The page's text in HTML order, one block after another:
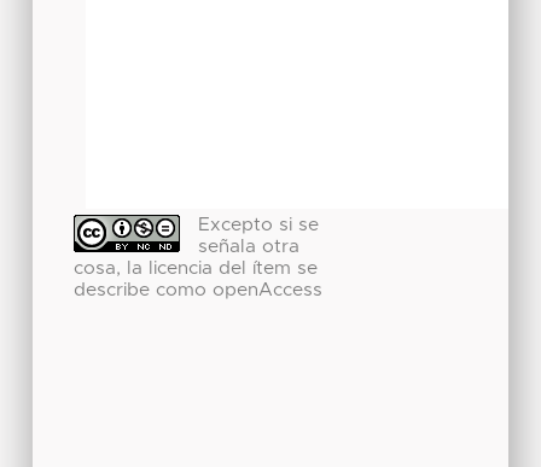
Excepto si se
señala otra
cosa, la licencia del ítem se
describe como openAccess